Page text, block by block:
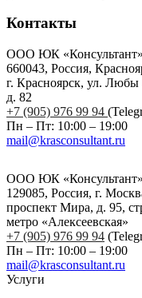
Контакты
ООО ЮК
660043, Россия,
г. Красноярск, ул.
д. 82
+7 (905) 976 99 94
Пн – Пт: 10:00 – 19:00
mail@krasconsultant.ru
ООО ЮК
129085, Россия, г.
проспект Мира, д. 95,
метро «Алексеевская»
+7 (905) 976 99 94
Пн – Пт: 10:00 – 19:00
mail@krasconsultant.ru
Услуги